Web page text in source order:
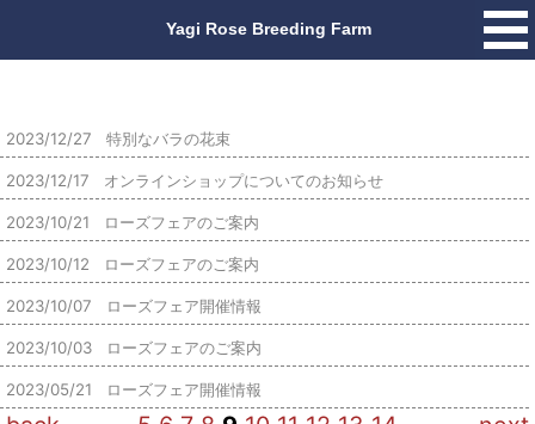
2023/12/27 特別なバラの花束
2023/12/17 オンラインショップについてのお知らせ
2023/10/21 ローズフェアのご案内
2023/10/12 ローズフェアのご案内
2023/10/07 ローズフェア開催情報
2023/10/03 ローズフェアのご案内
2023/05/21 ローズフェア開催情報